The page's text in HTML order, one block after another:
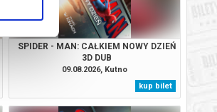
SPIDER - MAN: CAŁKIEM NOWY DZIEŃ
3D DUB
09.08.2026, Kutno
kup bilet